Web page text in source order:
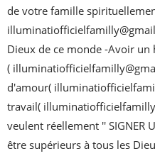
de votre famille
Dieux de ce monde -Avoir
(
d'amour(
travail(
veulent réellement '' SIGNER
être supérieurs à tous les